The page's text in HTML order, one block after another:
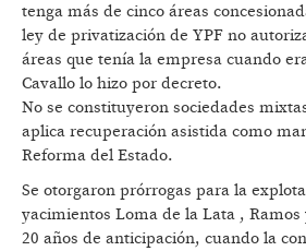
tenga más de cinco áreas
ley de privatización de YPF no
áreas que tenía la empresa cuando
Cavallo lo hizo por decreto.
No se constituyeron sociedades
aplica recuperación asistida como
Reforma del Estado.
Se otorgaron prórrogas para la
yacimientos Loma de la Lata , Ramos
20 años de anticipación, cuando la